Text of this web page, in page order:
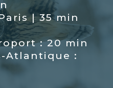
| 35 min
: 20 min
Atlantique :